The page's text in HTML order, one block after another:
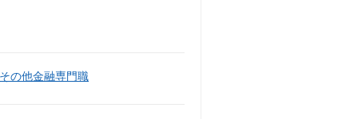
その他金融専門職